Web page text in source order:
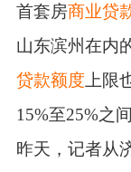
首套房商业贷
山东滨州在内
贷款额度 上限
15%至25%之
昨天，记者从